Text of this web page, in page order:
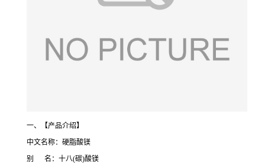
一、【产品介绍】
中文名称：硬脂酸镁
别 名：十八(碳)酸镁